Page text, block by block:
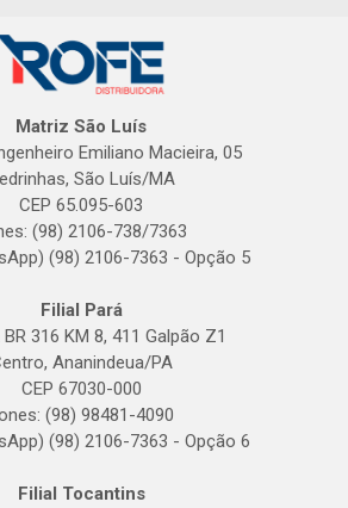
Matriz São Luís
Emiliano Macieira, 05
São Luís/MA
CEP 65.095-603
(98) 2106-738/7363
(98) 2106-7363 - Opção 5
Filial Pará
316 KM 8, 411 Galpão Z1
Ananindeua/PA
CEP 67030-000
(98) 98481-4090
(98) 2106-7363 - Opção 6
Filial Tocantins